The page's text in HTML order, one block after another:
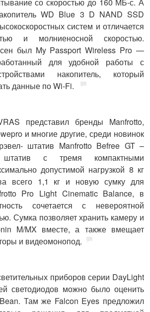
со скоростью до 160 МБ-с. А
WD Blue 3 D NAND SSD
систем и отличается
и молниеносной скоростью.
был My Passport Wireless Pro —
для удобной работы с
накопитель, который
данные по Wi-Fi.
представил бренды Manfrotto,
и многие другие, среди новинок
штатив Manfrotto Befree GT –
штатив с тремя компактными
допустимой нагрузкой 8 кг
всего 1,1 кг и новую сумку для
Pro Light Cinematic Balance, в
сочетается с невероятной
Сумка позволяет хранить камеру и
M/MX вместе, а также вмещает
и видеомонопод.
приборов серии DayLight
светодиодов можно было оценить
. Там же Falcon Eyes предложил